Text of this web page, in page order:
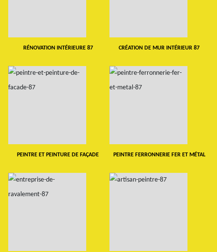
RÉNOVATION INTÉRIEURE 87 CRÉATION DE MUR INTÉRIEUR 87
PEINTRE ET PEINTURE DE FAÇADE PEINTRE FERRONNERIE FER ET MÉTAL